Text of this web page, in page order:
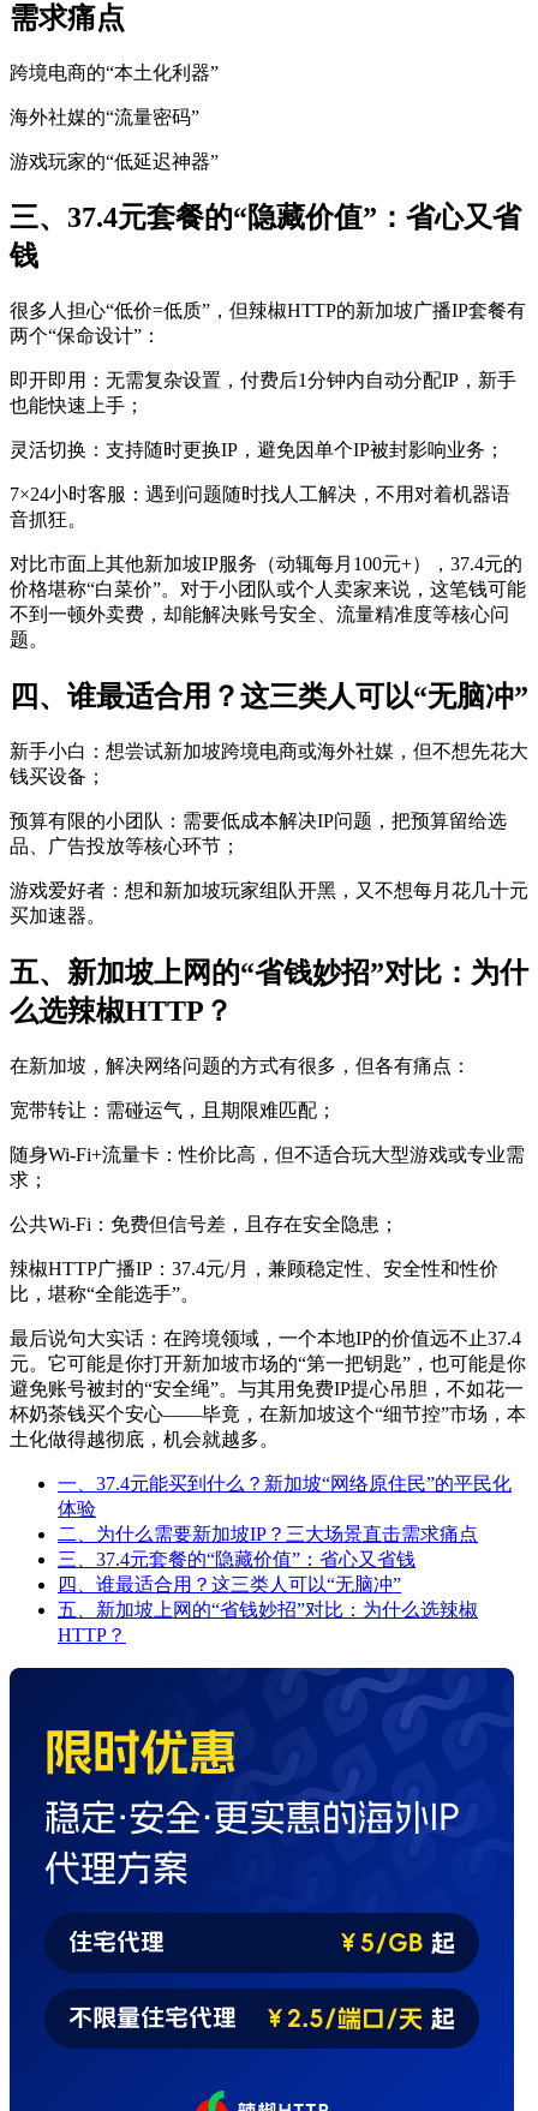
需求痛点
跨境电商的“本土化利器”
海外社媒的“流量密码”
游戏玩家的“低延迟神器”
三、37.4元套餐的“隐藏价值”：省心又省
钱
很多人担心“低价=低质”，但辣椒HTTP的新加坡广播IP套餐有
两个“保命设计”：
即开即用：无需复杂设置，付费后1分钟内自动分配IP，新手
也能快速上手；
灵活切换：支持随时更换IP，避免因单个IP被封影响业务；
7×24小时客服：遇到问题随时找人工解决，不用对着机器语
音抓狂。
对比市面上其他新加坡IP服务（动辄每月100元+），37.4元的
价格堪称“白菜价”。对于小团队或个人卖家来说，这笔钱可能
不到一顿外卖费，却能解决账号安全、流量精准度等核心问
题。
四、谁最适合用？这三类人可以“无脑冲”
新手小白：想尝试新加坡跨境电商或海外社媒，但不想先花大
钱买设备；
预算有限的小团队：需要低成本解决IP问题，把预算留给选
品、广告投放等核心环节；
游戏爱好者：想和新加坡玩家组队开黑，又不想每月花几十元
买加速器。
五、新加坡上网的“省钱妙招”对比：为什
么选辣椒HTTP？
在新加坡，解决网络问题的方式有很多，但各有痛点：
宽带转让：需碰运气，且期限难匹配；
随身Wi-Fi+流量卡：性价比高，但不适合玩大型游戏或专业需
求；
公共Wi-Fi：免费但信号差，且存在安全隐患；
辣椒HTTP广播IP：37.4元/月，兼顾稳定性、安全性和性价
比，堪称“全能选手”。
最后说句大实话：在跨境领域，一个本地IP的价值远不止37.4
元。它可能是你打开新加坡市场的“第一把钥匙”，也可能是你
避免账号被封的“安全绳”。与其用免费IP提心吊胆，不如花一
杯奶茶钱买个安心——毕竟，在新加坡这个“细节控”市场，本
土化做得越彻底，机会就越多。
一、37.4元能买到什么？新加坡“网络原住民”的平民化
体验
二、为什么需要新加坡IP？三大场景直击需求痛点
三、37.4元套餐的“隐藏价值”：省心又省钱
四、谁最适合用？这三类人可以“无脑冲”
五、新加坡上网的“省钱妙招”对比：为什么选辣椒
HTTP？